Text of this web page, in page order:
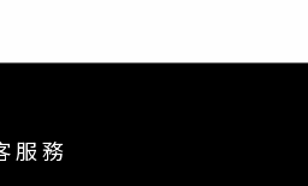
服 務